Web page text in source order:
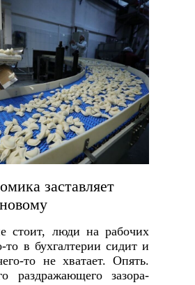
заставляет
стоит, люди на рабочих
то в бухгалтерии сидит и
то не хватает. Опять.
раздражающего зазора-